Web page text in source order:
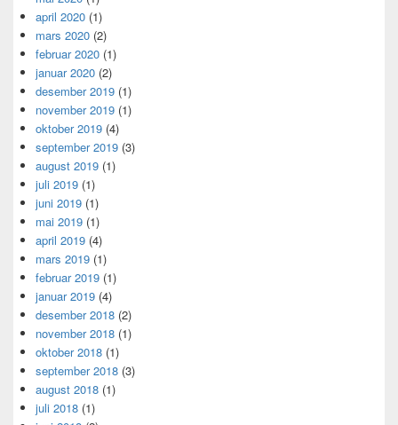
april 2020 (1)
mars 2020 (2)
februar 2020 (1)
januar 2020 (2)
desember 2019 (1)
november 2019 (1)
oktober 2019 (4)
september 2019 (3)
august 2019 (1)
juli 2019 (1)
juni 2019 (1)
mai 2019 (1)
april 2019 (4)
mars 2019 (1)
februar 2019 (1)
januar 2019 (4)
desember 2018 (2)
november 2018 (1)
oktober 2018 (1)
september 2018 (3)
august 2018 (1)
juli 2018 (1)